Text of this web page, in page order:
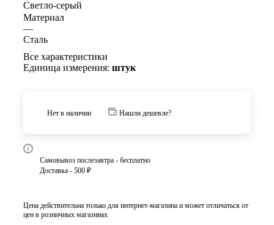
Светло-серый
Материал
—
Сталь
Все характеристики
Единица измерения: штук
Нет в наличии Нашли дешевле?
Самовывоз послезавтра - бесплатно
Доставка - 500 ₽
Цена действительна только для интернет-магазина и может отличаться от
цен в розничных магазинах